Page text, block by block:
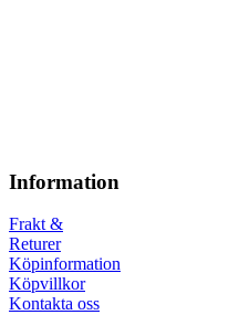
Information
Frakt &
Returer
Köpinformation
Köpvillkor
Kontakta oss